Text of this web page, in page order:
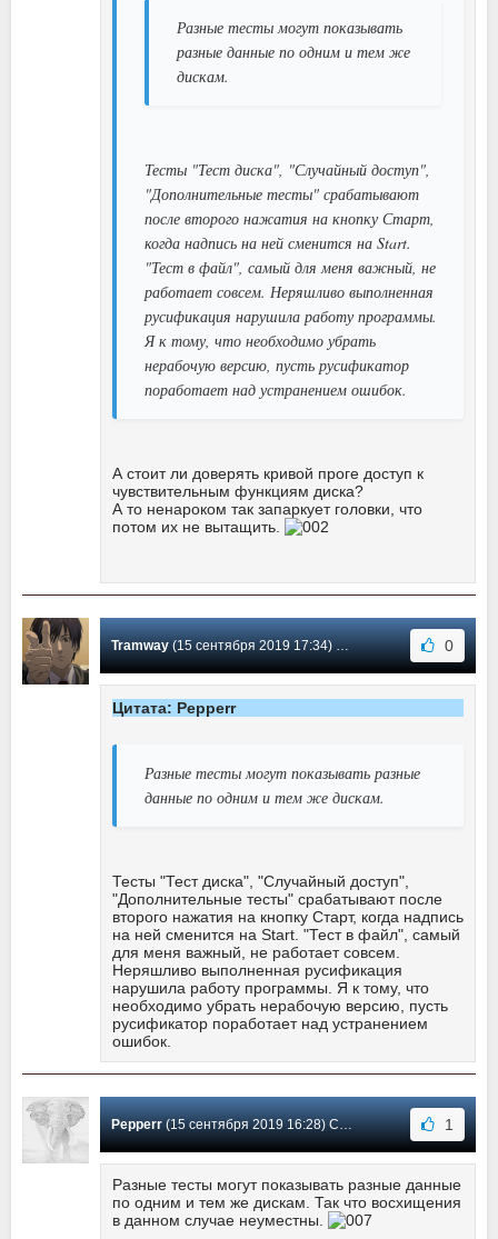
Разные тесты могут показывать
разные данные по одним и тем же
дискам.
Тесты "Тест диска", "Случайный доступ",
"Дополнительные тесты" срабатывают
после второго нажатия на кнопку Старт,
когда надпись на ней сменится на Start.
"Тест в файл", самый для меня важный, не
работает совсем. Неряшливо выполненная
русификация нарушила работу программы.
Я к тому, что необходимо убрать
нерабочую версию, пусть русификатор
поработает над устранением ошибок.
А стоит ли доверять кривой проге доступ к
чувствительным функциям диска?
А то ненароком так запаркует головки, что
потом их не вытащить.
Tramway(15 сентября 2019 17:34) Сообщение #101 0
Цитата: Pepperr
Разные тесты могут показывать разные
данные по одним и тем же дискам.
Тесты "Тест диска", "Случайный доступ",
"Дополнительные тесты" срабатывают после
второго нажатия на кнопку Старт, когда надпись
на ней сменится на Start. "Тест в файл", самый
для меня важный, не работает совсем.
Неряшливо выполненная русификация
нарушила работу программы. Я к тому, что
необходимо убрать нерабочую версию, пусть
русификатор поработает над устранением
ошибок.
Pepperr(15 сентября 2019 16:28) Сообщение #100 1
Разные тесты могут показывать разные данные
по одним и тем же дискам. Так что восхищения
в данном случае неуместны.